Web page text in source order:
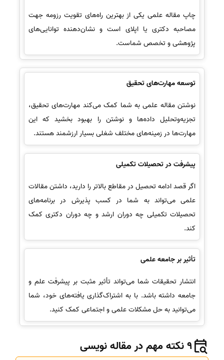
چاپ مقاله علمی یکی از بهترین راه‌های تقویت رزومه جهت
مصاحبه دکتری یا اپلای است و نشان‌دهنده توانایی‌های
پژوهشی و تخصص شماست.
توسعه مهارت‌های تحقیق
نوشتن مقاله علمی به شما کمک می‌کند مهارت‌های تحقیق،
تجزیه‌وتحلیل داده‌ها و نوشتن را بهبود بخشید که این
مهارت‌ها در زمینه‌های مختلف شغلی بسیار ارزشمند هستند.
پیشرفت در تحصیلات تکمیلی
اگر قصد ادامه تحصیل در مقاطع بالاتر را دارید، داشتن مقالات
علمی می‌تواند به شما در کسب پذیرش در برنامه‌های
تحصیلات تکمیلی چه دوران ارشد و چه دوران دکتری کمک
کند.
تأثیر بر جامعه علمی
انتشار تحقیقات شما می‌تواند تأثیر مثبت بر پیشرفت علم و
جامعه داشته باشد. با به اشتراک‌گذاری یافته‌های خود، شما
می‌توانید به حل مشکلات علمی و اجتماعی کمک کنید.
9 نکته مهم در مقاله نویسی